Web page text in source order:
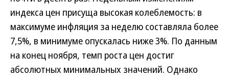
индекса цен присуща высокая колеблемость: в
максимуме инфляция за неделю составляла более
7,5%, в минимуме опускалась ниже 3%. По данным
на конец ноября, темп роста цен достиг
абсолютных минимальных значений. Однако